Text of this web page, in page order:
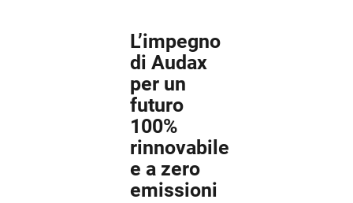
L’impegno
di Audax
per un
futuro
100%
rinnovabile
e a zero
emissioni